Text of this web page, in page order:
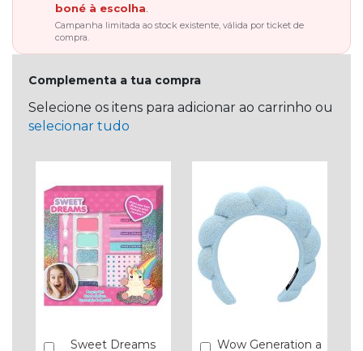
boné à escolha
Campanha limitada ao stock existente, válida por ticket de
compra.
Complementa a tua compra
Selecione os itens para adicionar ao carrinho ou
selecionar tudo
Sweet Dreams
Comprar
Wow Generation a
Comprar